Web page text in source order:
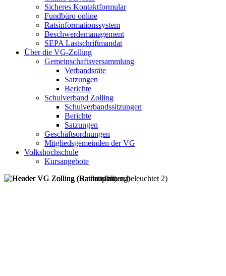
Sicheres Kontaktformular
Fundbüro online
Ratsinformationssystem
Beschwerdemanagement
SEPA Lastschriftmandat
Über die VG-Zolling
Gemeinschaftsversammlung
Verbandsräte
Satzungen
Berichte
Schulverband Zolling
Schulverbandssitzungen
Berichte
Satzungen
Geschäftsordnungen
Mitgliedsgemeinden der VG
Volkshochschule
Kursangebote